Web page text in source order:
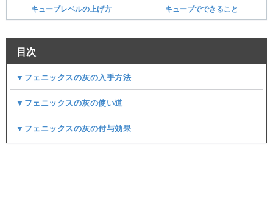
キューブレベルの上げ方 キューブでできること
目次
▼フェニックスの灰の入手方法
▼フェニックスの灰の使い道
▼フェニックスの灰の付与効果